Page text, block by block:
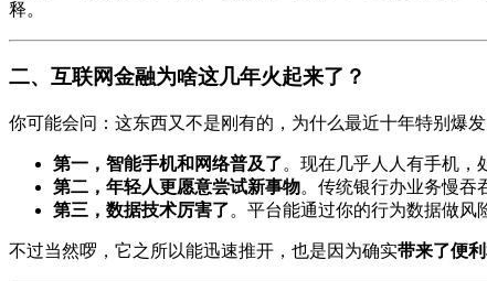
释。
二、互联网金融为啥这几年火起来了？
你可能会问：这东西又不是刚有的，为什么最近十年特别爆
第一，智能手机和网络普及了。现在几乎人人有手机，
第二，年轻人更愿意尝试新事物。传统银行办业务慢吞
第三，数据技术厉害了。平台能通过你的行为数据做风
不过当然啰，它之所以能迅速推开，也是因为确实带来了便